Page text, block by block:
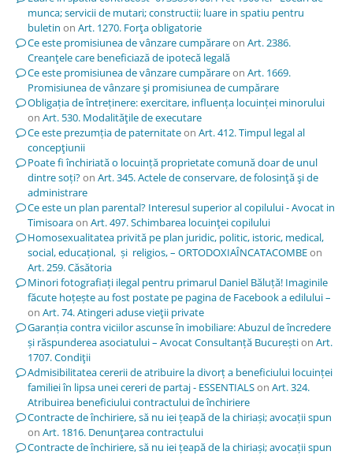
munca; servicii de mutari; constructii; luare in spatiu pentru
buletin on Art. 1270. Forţa obligatorie
Ce este promisiunea de vânzare cumpărareon Art. 2386.
Creanţele care beneficiază de ipotecă legală
Ce este promisiunea de vânzare cumpărareon Art. 1669.
Promisiunea de vânzare şi promisiunea de cumpărare
Obligația de întreținere: exercitare, influența locuinței minorului
on Art. 530. Modalităţile de executare
Ce este prezumția de paternitateon Art. 412. Timpul legal al
concepţiunii
Poate fi închiriată o locuință proprietate comună doar de unul
dintre soți?on Art. 345. Actele de conservare, de folosinţă şi de
administrare
Ce este un plan parental? Interesul superior al copilului - Avocat in
Timisoaraon Art. 497. Schimbarea locuinţei copilului
Homosexualitatea privită pe plan juridic, politic, istoric, medical,
social, educațional, și religios, – ORTODOXIAÎNCATACOMBEon
Art. 259. Căsătoria
Minori fotografiați ilegal pentru primarul Daniel Băluță! Imaginile
făcute hoțește au fost postate pe pagina de Facebook a edilului –
on Art. 74. Atingeri aduse vieţii private
Garanția contra viciilor ascunse în imobiliare: Abuzul de încredere
și răspunderea asociatului – Avocat Consultanță Bucureștion Art.
1707. Condiţii
Admisibilitatea cererii de atribuire la divorț a beneficiului locuinței
familiei în lipsa unei cereri de partaj - ESSENTIALSon Art. 324.
Atribuirea beneficiului contractului de închiriere
Contracte de închiriere, să nu iei țeapă de la chiriași; avocații spun
on Art. 1816. Denunţarea contractului
Contracte de închiriere, să nu iei țeapă de la chiriași; avocații spun